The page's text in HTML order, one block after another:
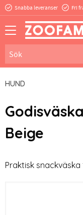
Snabba leveranser Fri
HUND
Beige
Praktisk